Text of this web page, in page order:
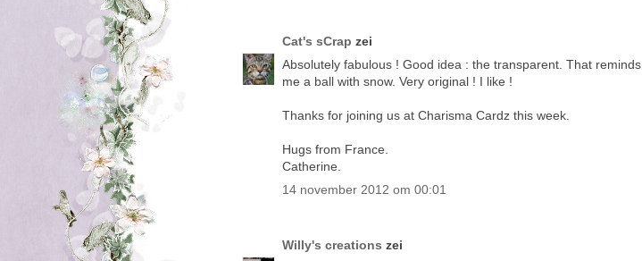
Cat's sCrap zei
Absolutely fabulous ! Good idea : the transparent. That reminds
me a ball with snow. Very original ! I like !
Thanks for joining us at Charisma Cardz this week.
Hugs from France.
Catherine.
14 november 2012 om 00:01
Willy's creations zei